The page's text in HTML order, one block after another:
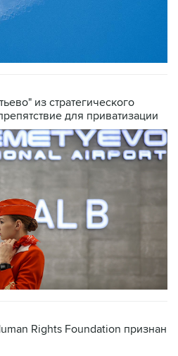
из стратегического
для приватизации
Rights Foundation признан